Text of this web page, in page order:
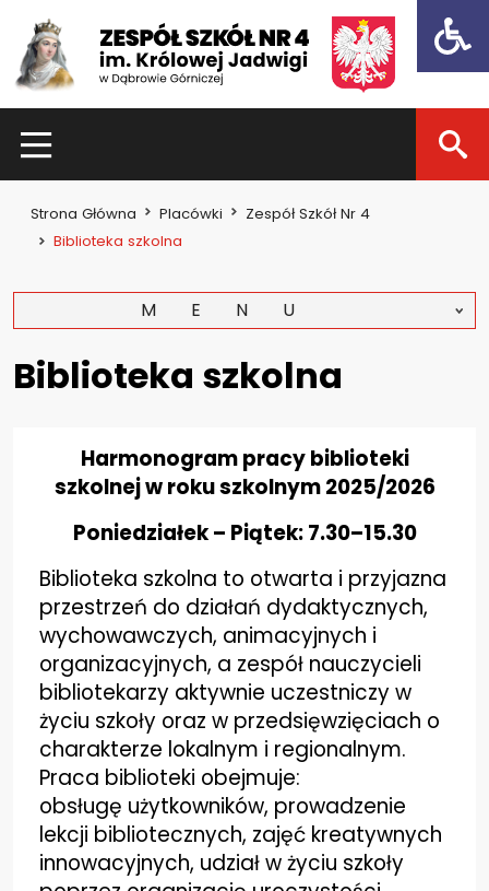
Kadra nauczycielska
Konkursy
Dla rodziców
Nieodpłatna pomoc prawna i poradnictwo...
Kadra nauczycielska
Druki do pobrania
Zajęcia pozalekcyjne
Konkursy
Wszystko o wszawicy
Dla nauczycieli
Kadra nauczycielska
Aktywna tablica
Do pobrania - nauczyciele
Strona Główna Placówki
Zespół Szkół Nr 4
Biblioteka szkolna
MENU
Biblioteka szkolna
Harmonogram pracy biblioteki
szkolnej w roku szkolnym 2025/2026
Poniedziałek – Piątek: 7.30–15.30
Biblioteka szkolna to otwarta i przyjazna
przestrzeń do działań dydaktycznych,
wychowawczych, animacyjnych i
organizacyjnych, a zespół nauczycieli
bibliotekarzy aktywnie uczestniczy w
życiu szkoły oraz w przedsięwzięciach o
charakterze lokalnym i regionalnym.
Praca biblioteki obejmuje:
obsługę użytkowników, prowadzenie
lekcji bibliotecznych, zajęć kreatywnych
innowacyjnych, udział w życiu szkoły